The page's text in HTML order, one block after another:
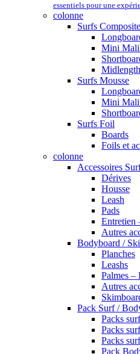
essentiels pour une
colonne
Surfs Composite
Mini
Midlength
Surfs Mousse
Mini
Surfs Foil
Boards
Foils et
colonne
Accessoires
Dérives
Housse
Leash
Pads
Entretien
Autres
Bodyboard /
Planches
Leashs
Palmes –
Autres
Pack Surf /
Packs
Packs
Packs
Pack